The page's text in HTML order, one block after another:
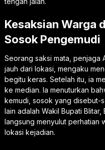
Kesaksian Warga
Sosok Pengemudi
Seorang saksi mata,
jauh dari lokasi, mengaku
begitu keras. Setelah itu, ia
ke median. Ia menuturkan
kemudi, sosok yang disebut-
lain adalah Wakil Bupati
langsung menyulut perhatian
lokasi kejadian.